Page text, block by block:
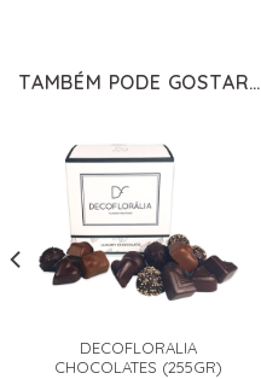
TAMBÉM PODE GOSTAR…
DECOFLORALIA
CHOCOLATES (255GR)